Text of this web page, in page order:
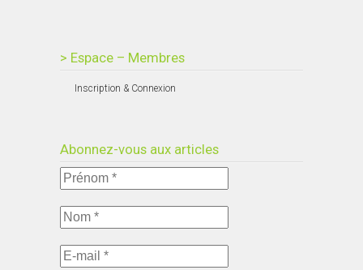
> Espace – Membres
Inscription & Connexion
Abonnez-vous aux articles